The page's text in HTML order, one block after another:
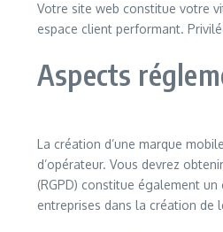
Votre site web constitue votre
espace client performant.
Aspects
La création d’une marque
d’opérateur. Vous devrez
(RGPD) constitue également
entreprises dans la création de